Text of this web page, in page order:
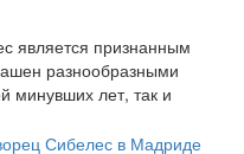
является признанным
разнообразными
минувших лет, так и